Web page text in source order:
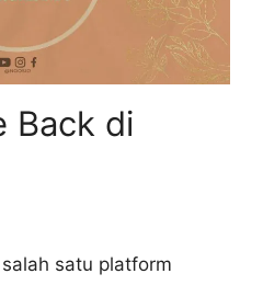
Back di
satu platform